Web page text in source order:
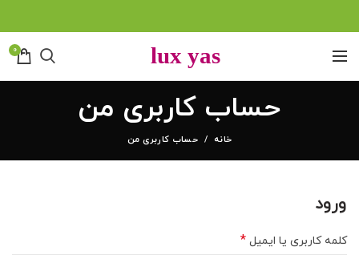
0
حساب کاربری من
خانه حساب کاربری من
ورود
کلمه کاربری یا ایمیل *